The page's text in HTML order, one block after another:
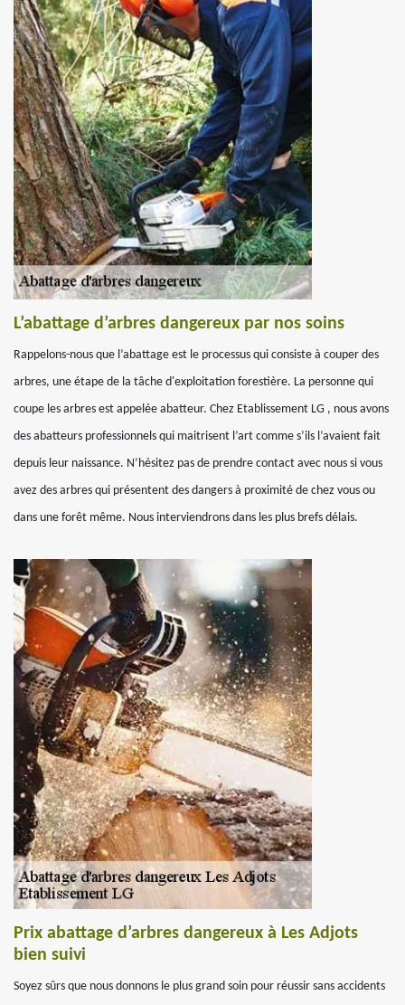
L’abattage d’arbres dangereux par nos soins
Rappelons-nous que l’abattage est le processus qui consiste à couper des
arbres, une étape de la tâche d'exploitation forestière. La personne qui
coupe les arbres est appelée abatteur. Chez Etablissement LG , nous avons
des abatteurs professionnels qui maitrisent l’art comme s’ils l’avaient fait
depuis leur naissance. N’hésitez pas de prendre contact avec nous si vous
avez des arbres qui présentent des dangers à proximité de chez vous ou
dans une forêt même. Nous interviendrons dans les plus brefs délais.
Prix abattage d’arbres dangereux à Les Adjots
bien suivi
Soyez sûrs que nous donnons le plus grand soin pour réussir sans accidents